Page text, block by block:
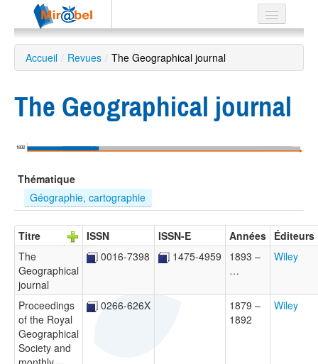
Le réseau
Soutien
Listes
Recherche
avancée
EN
ES
?
Accueil / Revues / The Geographical journal
The Geographical journal
1832
Thématique
Géographie, cartographie
Titre ISSN ISSN-E Années Éditeurs
The
Geographical
journal
0016-7398 1475-4959
1893 –
…
Wiley
Proceedings
of the Royal
Geographical
Society and
0266-626X
1879 –
1892
Wiley